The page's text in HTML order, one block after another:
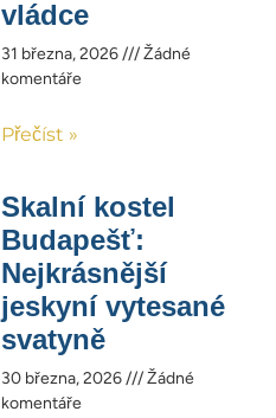
vládce
31 března, 2026
Žádné
komentáře
Přečíst »
Skalní kostel
Budapešť:
Nejkrásnější
jeskyní vytesané
svatyně
30 března, 2026
Žádné
komentáře